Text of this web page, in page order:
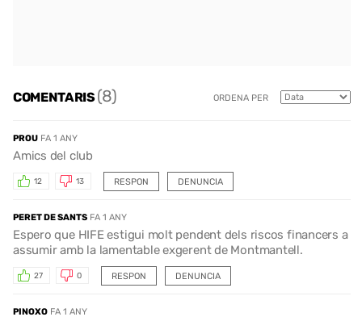
COMENTARIS(8) ORDENA PER
PROU FA 1 ANY
Amics del club
RESPON
12 13 DENUNCIA
PERET DE SANTS FA 1 ANY
Espero que HIFE estigui molt pendent dels riscos financers a
assumir amb la lamentable exgerent de Montmantell.
RESPON
27 0 DENUNCIA
PINOXO FA 1 ANY